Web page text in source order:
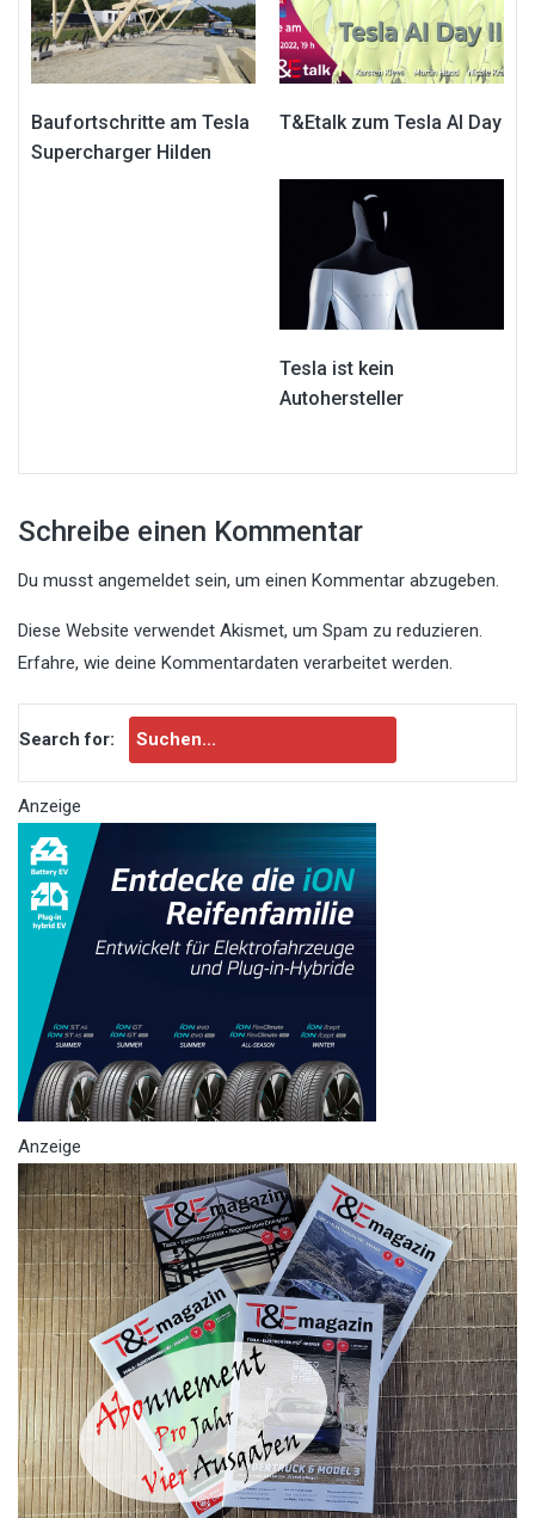
Baufortschritte am Tesla
Supercharger Hilden
T&Etalk zum Tesla AI Day
Tesla ist kein
Autohersteller
Schreibe einen Kommentar
Du musst angemeldet sein, um einen Kommentar abzugeben.
Diese Website verwendet Akismet, um Spam zu reduzieren.
Erfahre, wie deine Kommentardaten verarbeitet werden.
Search for:
Anzeige
Anzeige